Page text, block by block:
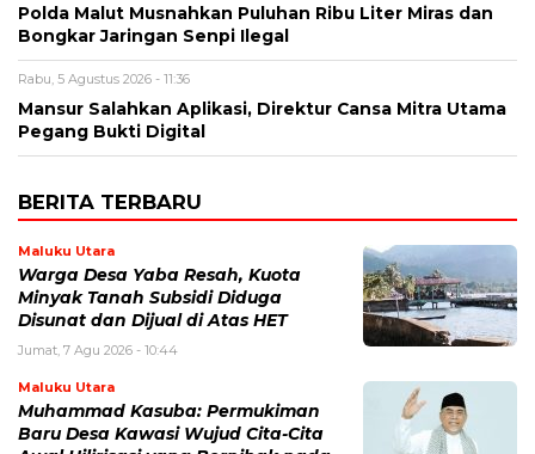
Polda Malut Musnahkan Puluhan Ribu Liter Miras dan
Bongkar Jaringan Senpi Ilegal
Rabu, 5 Agustus 2026 - 11:36
Mansur Salahkan Aplikasi, Direktur Cansa Mitra Utama
Pegang Bukti Digital
BERITA TERBARU
Maluku Utara
Warga Desa Yaba Resah, Kuota
Minyak Tanah Subsidi Diduga
Disunat dan Dijual di Atas HET
Jumat, 7 Agu 2026 - 10:44
Maluku Utara
Muhammad Kasuba: Permukiman
Baru Desa Kawasi Wujud Cita-Cita